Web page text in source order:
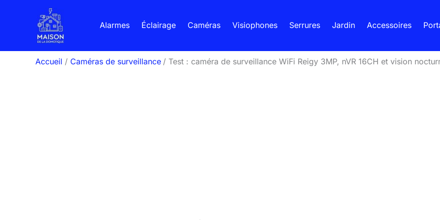
Alarmes Éclairage Caméras Visiophones Serrures Jardin Accessoires
Accueil Caméras de surveillance Test : caméra de surveillance WiFi Reigy 3MP, nVR 16CH et vision